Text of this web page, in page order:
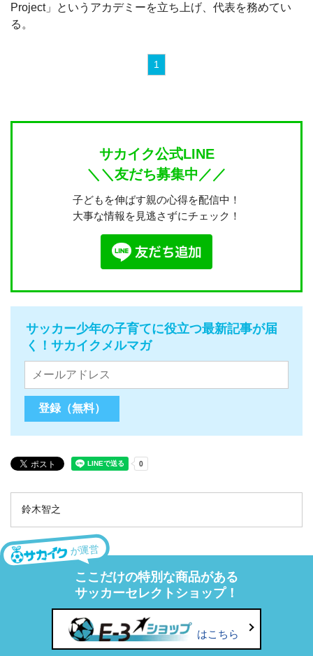
Project」というアカデミーを立ち上げ、代表を務めてい
る。
1
サカイク公式LINE
＼＼友だち募集中／／
子どもを伸ばす親の心得を配信中！
大事な情報を見逃さずにチェック！
サッカー少年の子育てに役立つ最新記事が届
く！サカイクメルマガ
鈴木智之
が運営
ここだけの特別な商品がある
サッカーセレクトショップ！
はこちら